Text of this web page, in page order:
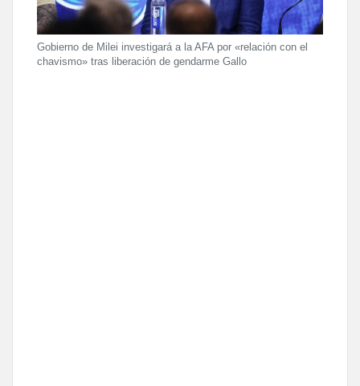
Gobierno de Milei investigará a la AFA por «relación con el
chavismo» tras liberación de gendarme Gallo